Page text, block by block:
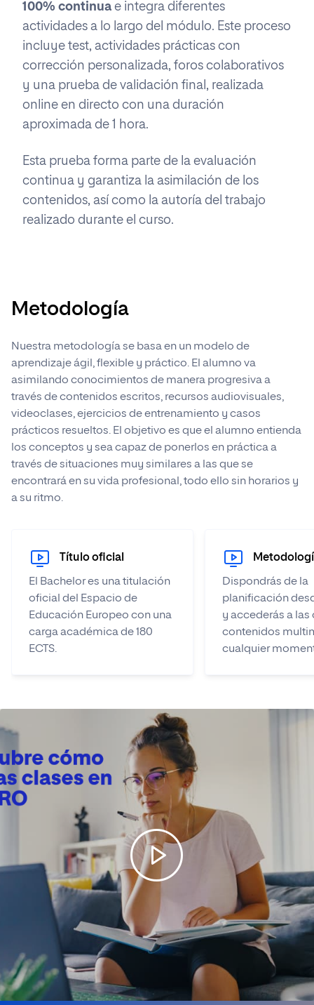
100% continua e integra diferentes
actividades a lo largo del módulo. Este proceso
incluye test, actividades prácticas con
corrección personalizada, foros colaborativos
y una prueba de validación final, realizada
online en directo con una duración
aproximada de 1 hora.
Esta prueba forma parte de la evaluación
continua y garantiza la asimilación de los
contenidos, así como la autoría del trabajo
realizado durante el curso.
Metodología
Nuestra metodología se basa en un modelo de
aprendizaje ágil, flexible y práctico. El alumno va
asimilando conocimientos de manera progresiva a
través de contenidos escritos, recursos audiovisuales,
videoclases, ejercicios de entrenamiento y casos
prácticos resueltos. El objetivo es que el alumno entienda
los conceptos y sea capaz de ponerlos en práctica a
través de situaciones muy similares a las que se
encontrará en su vida profesional, todo ello sin horarios y
a su ritmo.
Título oficial
El Bachelor es una titulación
oficial del Espacio de
Educación Europeo con una
carga académica de 180
ECTS.
Dispondrás de la
planificación
y accederás a las
contenidos
cualquier